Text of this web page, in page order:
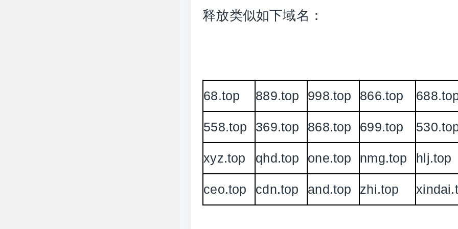
释放类似如下域名：
68.top 889.top 998.top 866.top
558.top 369.top 868.top 699.top
xyz.top qhd.top one.top nmg.top hlj.top
ceo.top cdn.top and.top zhi.top